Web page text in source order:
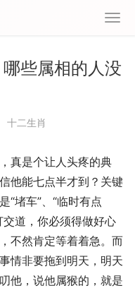
些属相的人没
十二生肖
真是个让人头疼的典
他能七点半才到？关键
“堵车”、“临时有点
道，你必须得做好心
不然肯定等着着急。而
情非要拖到明天，明天
他，说他属猴的，就是